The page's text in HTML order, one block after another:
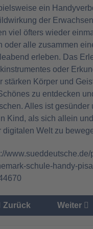
ein
der
viel öfters wieder
oder alle zusammen
erleben. Das
oder
stärken Körper und
zu entdecken
Alles ist gesünder
Kind, als sich allein
digitalen Welt zu
schule-handy-
Beitrag: Wir
Zurück Weiter